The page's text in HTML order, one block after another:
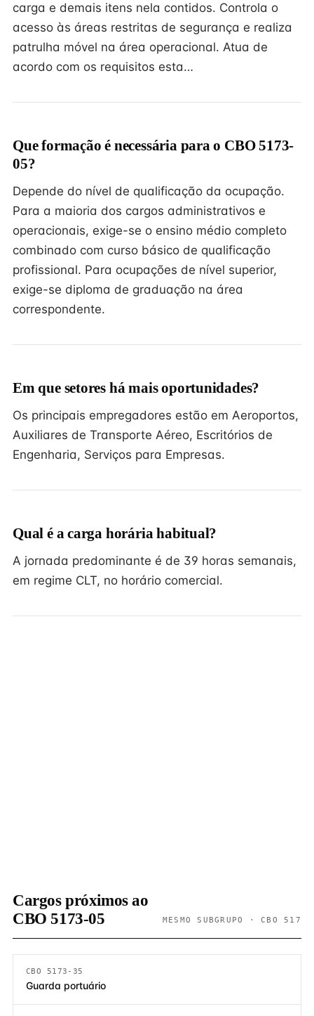
carga e demais itens nela contidos. Controla o
acesso às áreas restritas de segurança e realiza
patrulha móvel na área operacional. Atua de
acordo com os requisitos esta…
Que formação é necessária para o CBO 5173-
05?
Depende do nível de qualificação da ocupação.
Para a maioria dos cargos administrativos e
operacionais, exige-se o ensino médio completo
combinado com curso básico de qualificação
profissional. Para ocupações de nível superior,
exige-se diploma de graduação na área
correspondente.
Em que setores há mais oportunidades?
Os principais empregadores estão em Aeroportos,
Auxiliares de Transporte Aéreo, Escritórios de
Engenharia, Serviços para Empresas.
Qual é a carga horária habitual?
A jornada predominante é de 39 horas semanais,
em regime CLT, no horário comercial.
Cargos próximos ao
CBO 5173-05
MESMO SUBGRUPO · CBO 517
CBO 5173-35
Guarda portuário